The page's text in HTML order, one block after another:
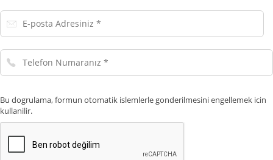
E-
posta
Adresiniz
Telefon
Numaranız
Bu dogrulama, formun otomatik islemlerle gonderilmesini engellemek icin
kullanilir.